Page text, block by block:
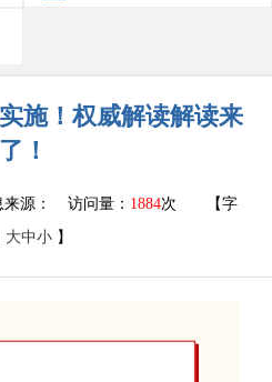
施！权威解读解读来
了！
源： 访问量： 1884次
【字
大中小 】